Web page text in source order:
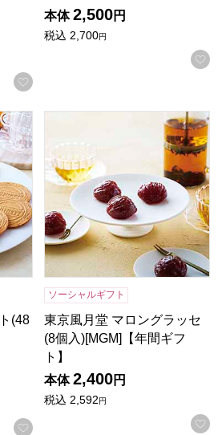
）
お気に入りに登録する
本体 2,500円
税込 2,700円
(48枚入)【年間ギフト】
(48
）
お気に入りに登録する
東京風月堂 マロングラッセ
ソーシャルギフト
東京風月堂 マロングラッセ
(8個入)[MGM]【年間ギフ
ト】
本体 2,400円
税込 2,592円